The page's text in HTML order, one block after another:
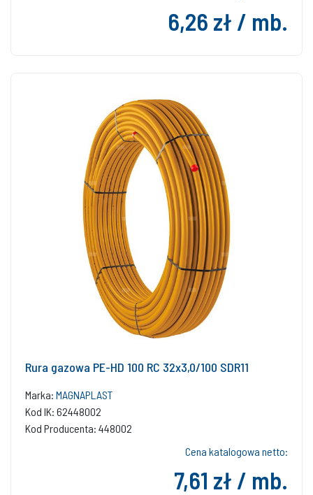
6,26 zł / mb.
Rura gazowa PE-HD 100 RC 32x3,0/100 SDR11
Marka: MAGNAPLAST
Kod IK: 62448002
Kod Producenta: 448002
Cena katalogowa netto:
7,61 zł / mb.